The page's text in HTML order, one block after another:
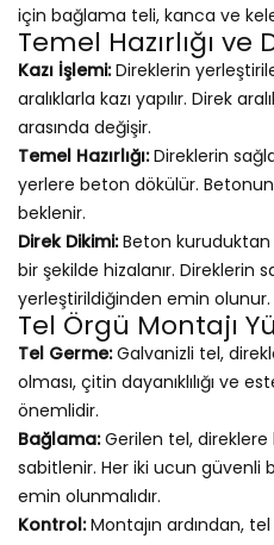
için bağlama teli, kanca ve
Temel Hazırlığı ve
Kazı İşlemi:Direklerin
aralıklarla kazı yapılır. Direk
arasında değişir.
Temel Hazırlığı:Direklerin
yerlere beton dökülür.
beklenir.
Direk Dikimi:Beton kuruduktan
bir şekilde hizalanır. Direklerin
yerleştirildiğinden emin olunur.
Tel Örgü Montajı
Tel Germe:Galvanizli tel,
olması, çitin dayanıklılığı ve
önemlidir.
Bağlama:Gerilen tel, direklere
sabitlenir. Her iki ucun güvenli
emin olunmalıdır.
Kontrol:Montajın ardından,